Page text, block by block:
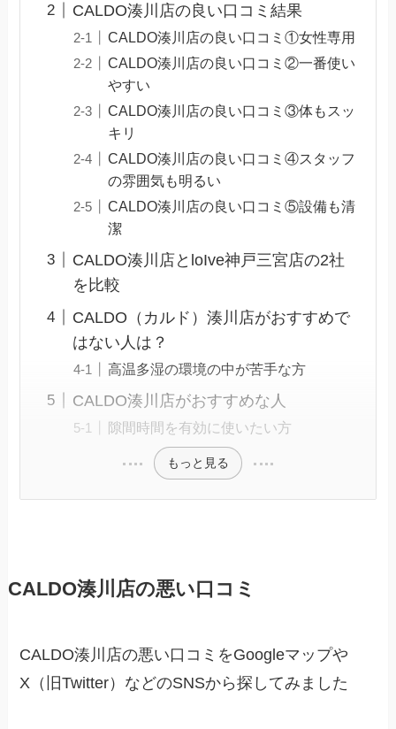
CALDO湊川店の良い口コミ結果
CALDO湊川店の良い口コミ①女性専用
CALDO湊川店の良い口コミ②一番使い
やすい
CALDO湊川店の良い口コミ③体もスッ
キリ
CALDO湊川店の良い口コミ④スタッフ
の雰囲気も明るい
CALDO湊川店の良い口コミ⑤設備も清
潔
CALDO湊川店とloIve神戸三宮店の2社
を比較
CALDO（カルド）湊川店がおすすめで
はない人は？
高温多湿の環境の中が苦手な方
CALDO湊川店がおすすめな人
隙間時間を有効に使いたい方
もっと見る
CALDO湊川店の悪い口コミ
CALDO湊川店の悪い口コミをGoogleマップや
X（旧Twitter）などのSNSから探してみました